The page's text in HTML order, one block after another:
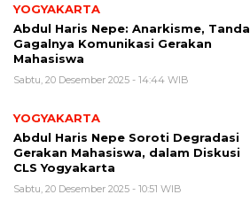
YOGYAKARTA
Abdul Haris Nepe: Anarkisme, Tanda
Gagalnya Komunikasi Gerakan
Mahasiswa
Sabtu, 20 Desember 2025 - 14:44 WIB
YOGYAKARTA
Abdul Haris Nepe Soroti Degradasi
Gerakan Mahasiswa, dalam Diskusi
CLS Yogyakarta
Sabtu, 20 Desember 2025 - 10:51 WIB